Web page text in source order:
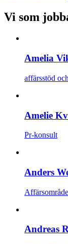
Vi som
Amelia
affärsstöd
Amelie
Pr-konsult
Anders
Andreas